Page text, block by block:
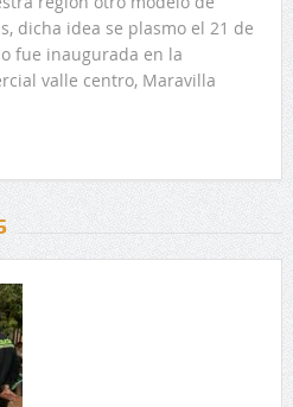
dicha idea se plasmo el 21 de
fue inaugurada en la
valle centro, Maravilla